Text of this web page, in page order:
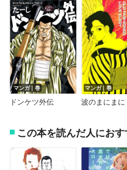
マンガ｜巻
ドンケツ外伝
マンガ｜巻
この本を読んだ人にお